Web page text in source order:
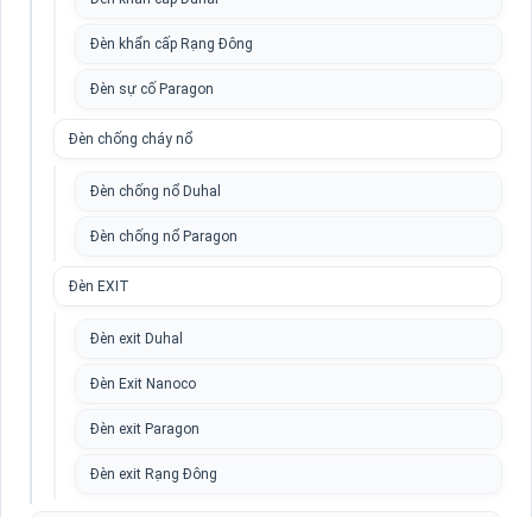
Đèn khẩn cấp Rạng Đông
Đèn sự cố Paragon
Đèn chống cháy nổ
Đèn chống nổ Duhal
Đèn chống nổ Paragon
Đèn EXIT
Đèn exit Duhal
Đèn Exit Nanoco
Đèn exit Paragon
Đèn exit Rạng Đông